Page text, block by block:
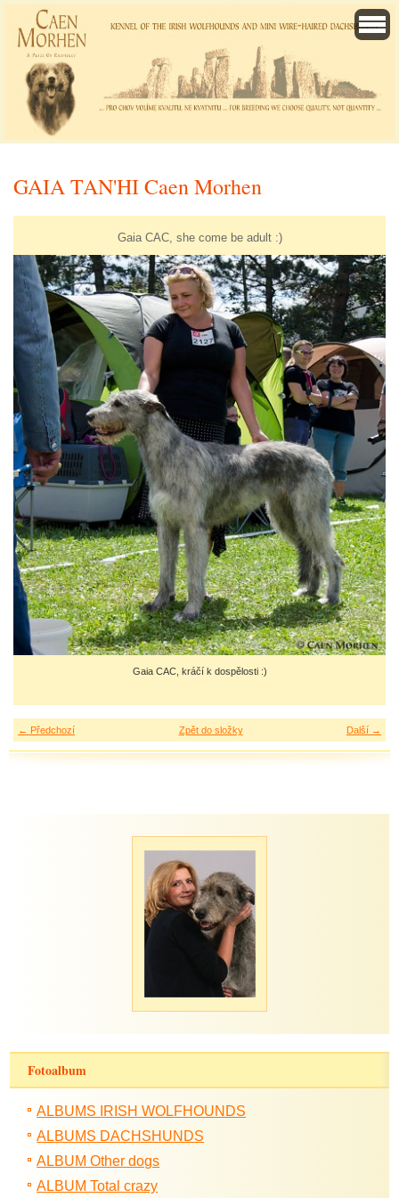
GAIA TAN'HI Caen Morhen
Gaia CAC, she come be adult :)
Gaia CAC, kráčí k dospělosti :)
← Předchozí Další →
Zpět do složky
Fotoalbum
ALBUMS IRISH WOLFHOUNDS
ALBUMS DACHSHUNDS
ALBUM Other dogs
ALBUM Total crazy